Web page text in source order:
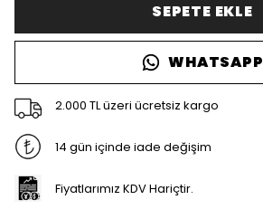
SEPETE EKLE
WHATSAPP
2.000 TL üzeri ücretsiz kargo
14 gün içinde iade değişim
Fiyatlarımız KDV Hariçtir.